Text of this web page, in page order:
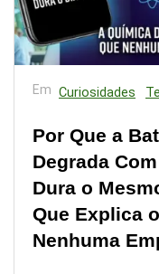
Em Curiosidades
Por Que a
Degrada
Dura o
Que Explica
Nenhuma